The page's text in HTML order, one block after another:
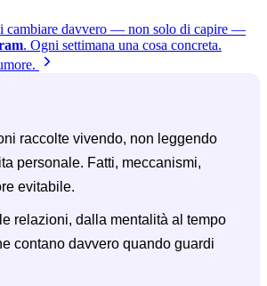
cambiare davvero — non solo di capire —
. Ogni settimana una cosa concreta.
raccolte vivendo, non leggendo
personale. Fatti, meccanismi,
evitabile.
relazioni, dalla mentalità al tempo
contano davvero quando guardi